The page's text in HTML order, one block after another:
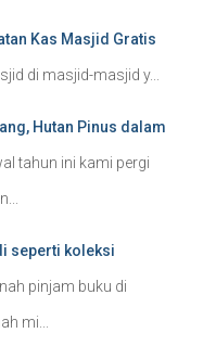
Kas Masjid Gratis
di masjid-masjid y...
Hutan Pinus dalam
tahun ini kami pergi
seperti koleksi
pinjam buku di
mi...